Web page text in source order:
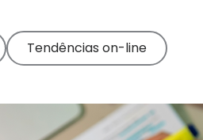
Tendências on-line